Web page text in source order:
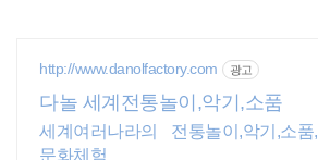
http://www.danolfactory.com 광고
다놀 세계전통놀이,악기,소품
세계여러나라의 전통놀이,악기,소품,
문화체험